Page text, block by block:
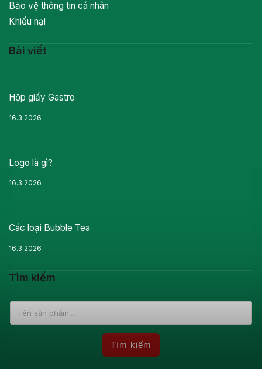
Bảo vệ thông tin cá nhân
Khiếu nại
Bài viết
Hộp giấy Gastro
16.3.2026
Logo là gì?
16.3.2026
Các loại Bubble Tea
16.3.2026
Tìm kiếm
Tìm kiếm